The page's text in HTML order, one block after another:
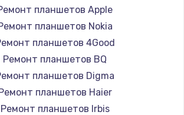
планшетов Apple
планшетов Nokia
планшетов 4Good
Ремонт планшетов BQ
планшетов Digma
планшетов Haier
Ремонт планшетов Irbis